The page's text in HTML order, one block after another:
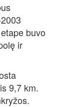
buvo
ir
9,7 km.